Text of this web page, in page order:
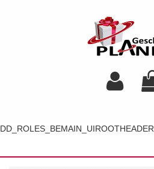
DD_ROLES_BEMAIN_UIROOTHEADER